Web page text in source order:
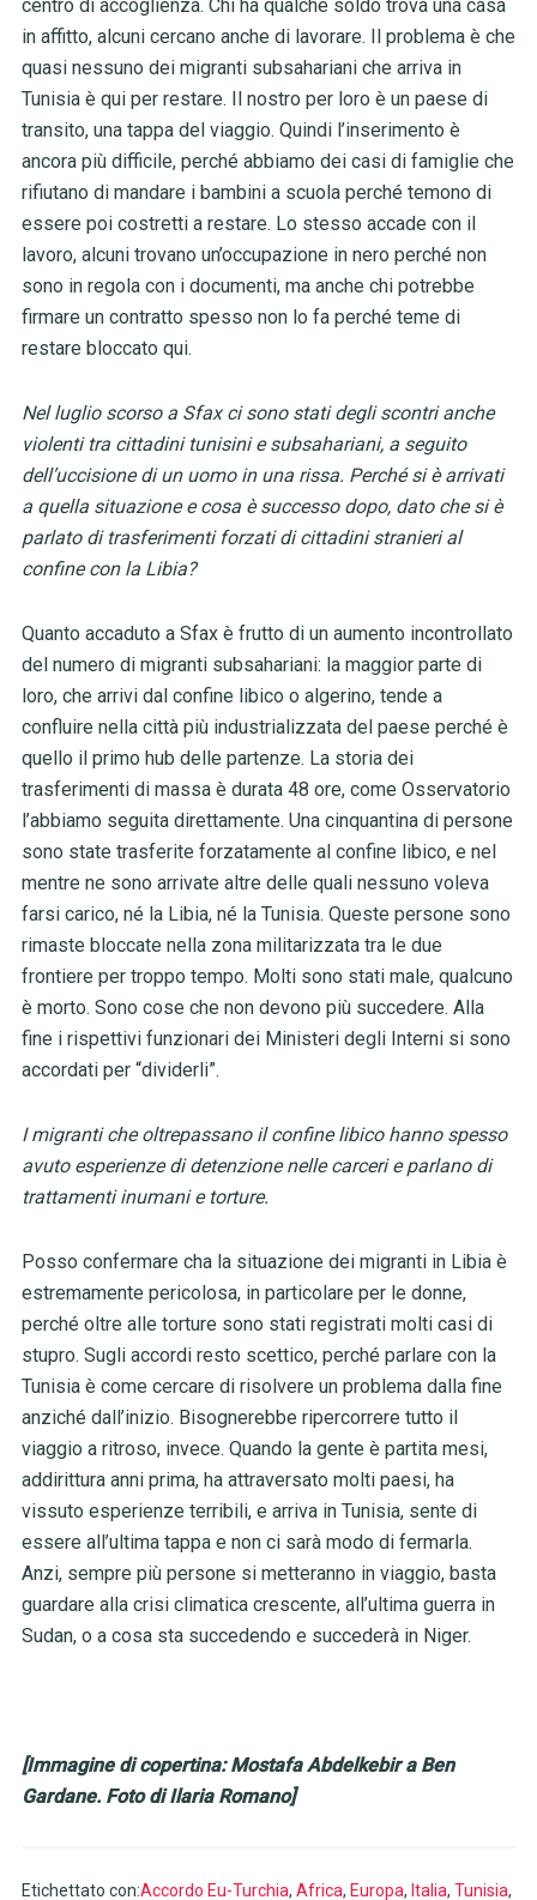
centro di accoglienza. Chi ha qualche soldo trova una casa
in affitto, alcuni cercano anche di lavorare. Il problema è che
quasi nessuno dei migranti subsahariani che arriva in
Tunisia è qui per restare. Il nostro per loro è un paese di
transito, una tappa del viaggio. Quindi l’inserimento è
ancora più difficile, perché abbiamo dei casi di famiglie che
rifiutano di mandare i bambini a scuola perché temono di
essere poi costretti a restare. Lo stesso accade con il
lavoro, alcuni trovano un’occupazione in nero perché non
sono in regola con i documenti, ma anche chi potrebbe
firmare un contratto spesso non lo fa perché teme di
restare bloccato qui.
Nel luglio scorso a Sfax ci sono stati degli scontri anche
violenti tra cittadini tunisini e subsahariani, a seguito
dell’uccisione di un uomo in una rissa. Perché si è arrivati
a quella situazione e cosa è successo dopo, dato che si è
parlato di trasferimenti forzati di cittadini stranieri al
confine con la Libia?
Quanto accaduto a Sfax è frutto di un aumento incontrollato
del numero di migranti subsahariani: la maggior parte di
loro, che arrivi dal confine libico o algerino, tende a
confluire nella città più industrializzata del paese perché è
quello il primo hub delle partenze. La storia dei
trasferimenti di massa è durata 48 ore, come Osservatorio
l’abbiamo seguita direttamente. Una cinquantina di persone
sono state trasferite forzatamente al confine libico, e nel
mentre ne sono arrivate altre delle quali nessuno voleva
farsi carico, né la Libia, né la Tunisia. Queste persone sono
rimaste bloccate nella zona militarizzata tra le due
frontiere per troppo tempo. Molti sono stati male, qualcuno
è morto. Sono cose che non devono più succedere. Alla
fine i rispettivi funzionari dei Ministeri degli Interni si sono
accordati per “dividerli”.
I migranti che oltrepassano il confine libico hanno spesso
avuto esperienze di detenzione nelle carceri e parlano di
trattamenti inumani e torture.
Posso confermare cha la situazione dei migranti in Libia è
estremamente pericolosa, in particolare per le donne,
perché oltre alle torture sono stati registrati molti casi di
stupro. Sugli accordi resto scettico, perché parlare con la
Tunisia è come cercare di risolvere un problema dalla fine
anziché dall’inizio. Bisognerebbe ripercorrere tutto il
viaggio a ritroso, invece. Quando la gente è partita mesi,
addirittura anni prima, ha attraversato molti paesi, ha
vissuto esperienze terribili, e arriva in Tunisia, sente di
essere all’ultima tappa e non ci sarà modo di fermarla.
Anzi, sempre più persone si metteranno in viaggio, basta
guardare alla crisi climatica crescente, all’ultima guerra in
Sudan, o a cosa sta succedendo e succederà in Niger.
[Immagine di copertina: Mostafa Abdelkebir a Ben
Gardane. Foto di Ilaria Romano]
Etichettato con:Accordo Eu-Turchia, Africa, Europa, Italia, Tunisia,